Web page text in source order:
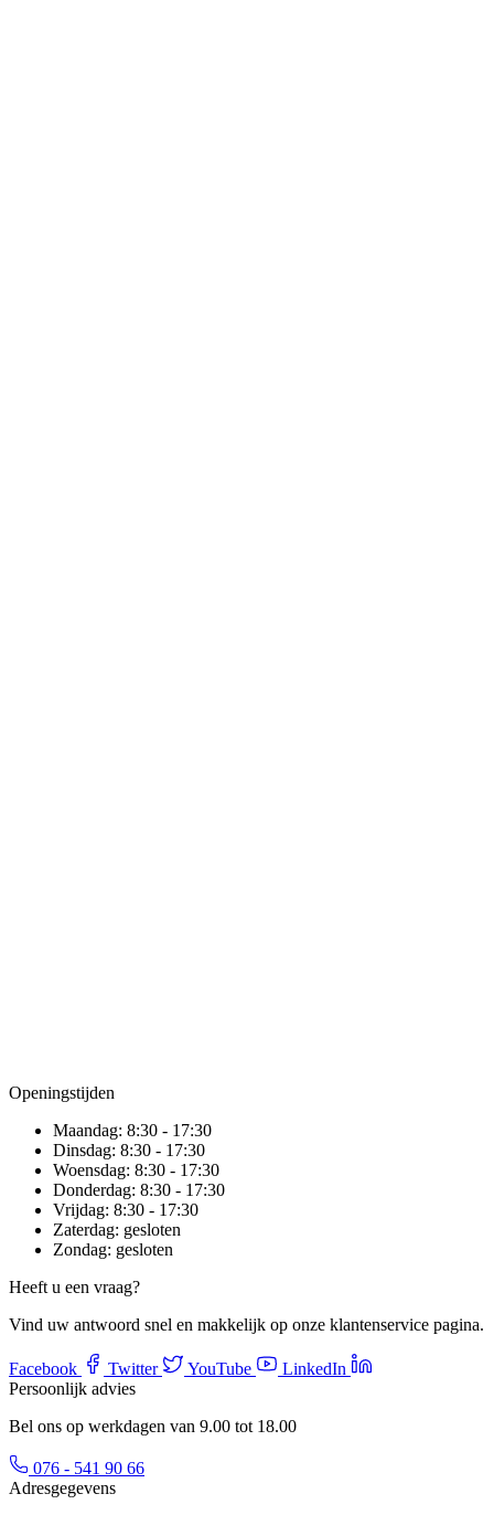
Openingstijden
Maandag: 8:30 - 17:30
Dinsdag: 8:30 - 17:30
Woensdag: 8:30 - 17:30
Donderdag: 8:30 - 17:30
Vrijdag: 8:30 - 17:30
Zaterdag: gesloten
Zondag: gesloten
Heeft u een vraag?
Vind uw antwoord snel en makkelijk op onze klantenservice pagina.
Facebook Twitter YouTube
LinkedIn
Persoonlijk advies
Bel ons op werkdagen van 9.00 tot 18.00
076 - 541 90 66
Adresgegevens